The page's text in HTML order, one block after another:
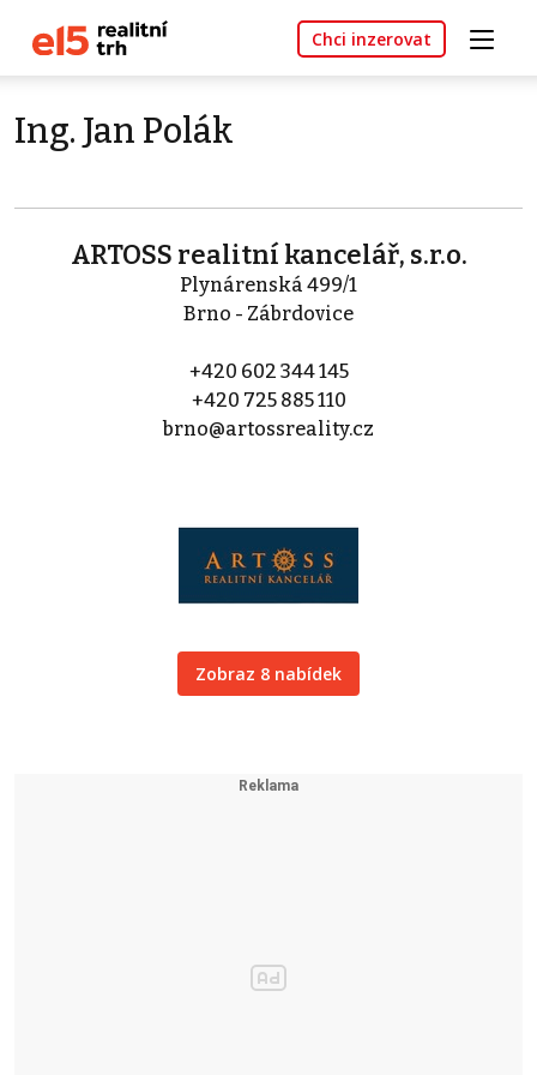
Chci inzerovat
Ing. Jan Polák
ARTOSS realitní kancelář, s.r.o.
Plynárenská 499/1
Brno - Zábrdovice
+420 602 344 145
+420 725 885 110
brno@artossreality.cz
Zobraz 8 nabídek